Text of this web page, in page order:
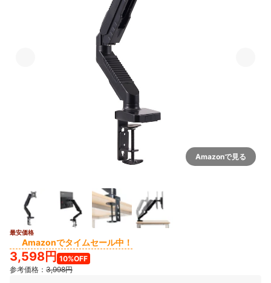
Amazonで見る
最安価格
Amazonでタイムセール中！
3,598円 10%OFF
参考価格： 3,998円